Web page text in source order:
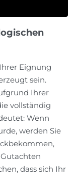
Eignung
sein.
Ihrer
vollständig
Wenn
werden Sie
dass sich Ihr